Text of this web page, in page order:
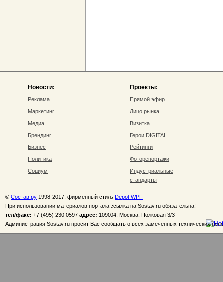
Новости:
Реклама
Маркетинг
Медиа
Брендинг
Бизнес
Политика
Социум
Проекты:
Прямой эфир
Лицо рынка
Визитка
Герои DIGITAL
Рейтинги
Фоторепортажи
Индустриальные
стандарты
© Состав.ру 1998-2017, фирменный стиль Depot WPF
При использовании материалов портала ссылка на Sostav.ru обязательна!
тел/факс: +7 (495) 230 0597 адрес: 109004, Москва, Полковая 3/3
Администрация Sostav.ru просит Вас сообщать о всех замеченных технических